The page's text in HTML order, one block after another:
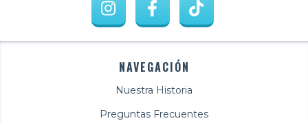
NAVEGACIÓN
Nuestra Historia
Preguntas Frecuentes